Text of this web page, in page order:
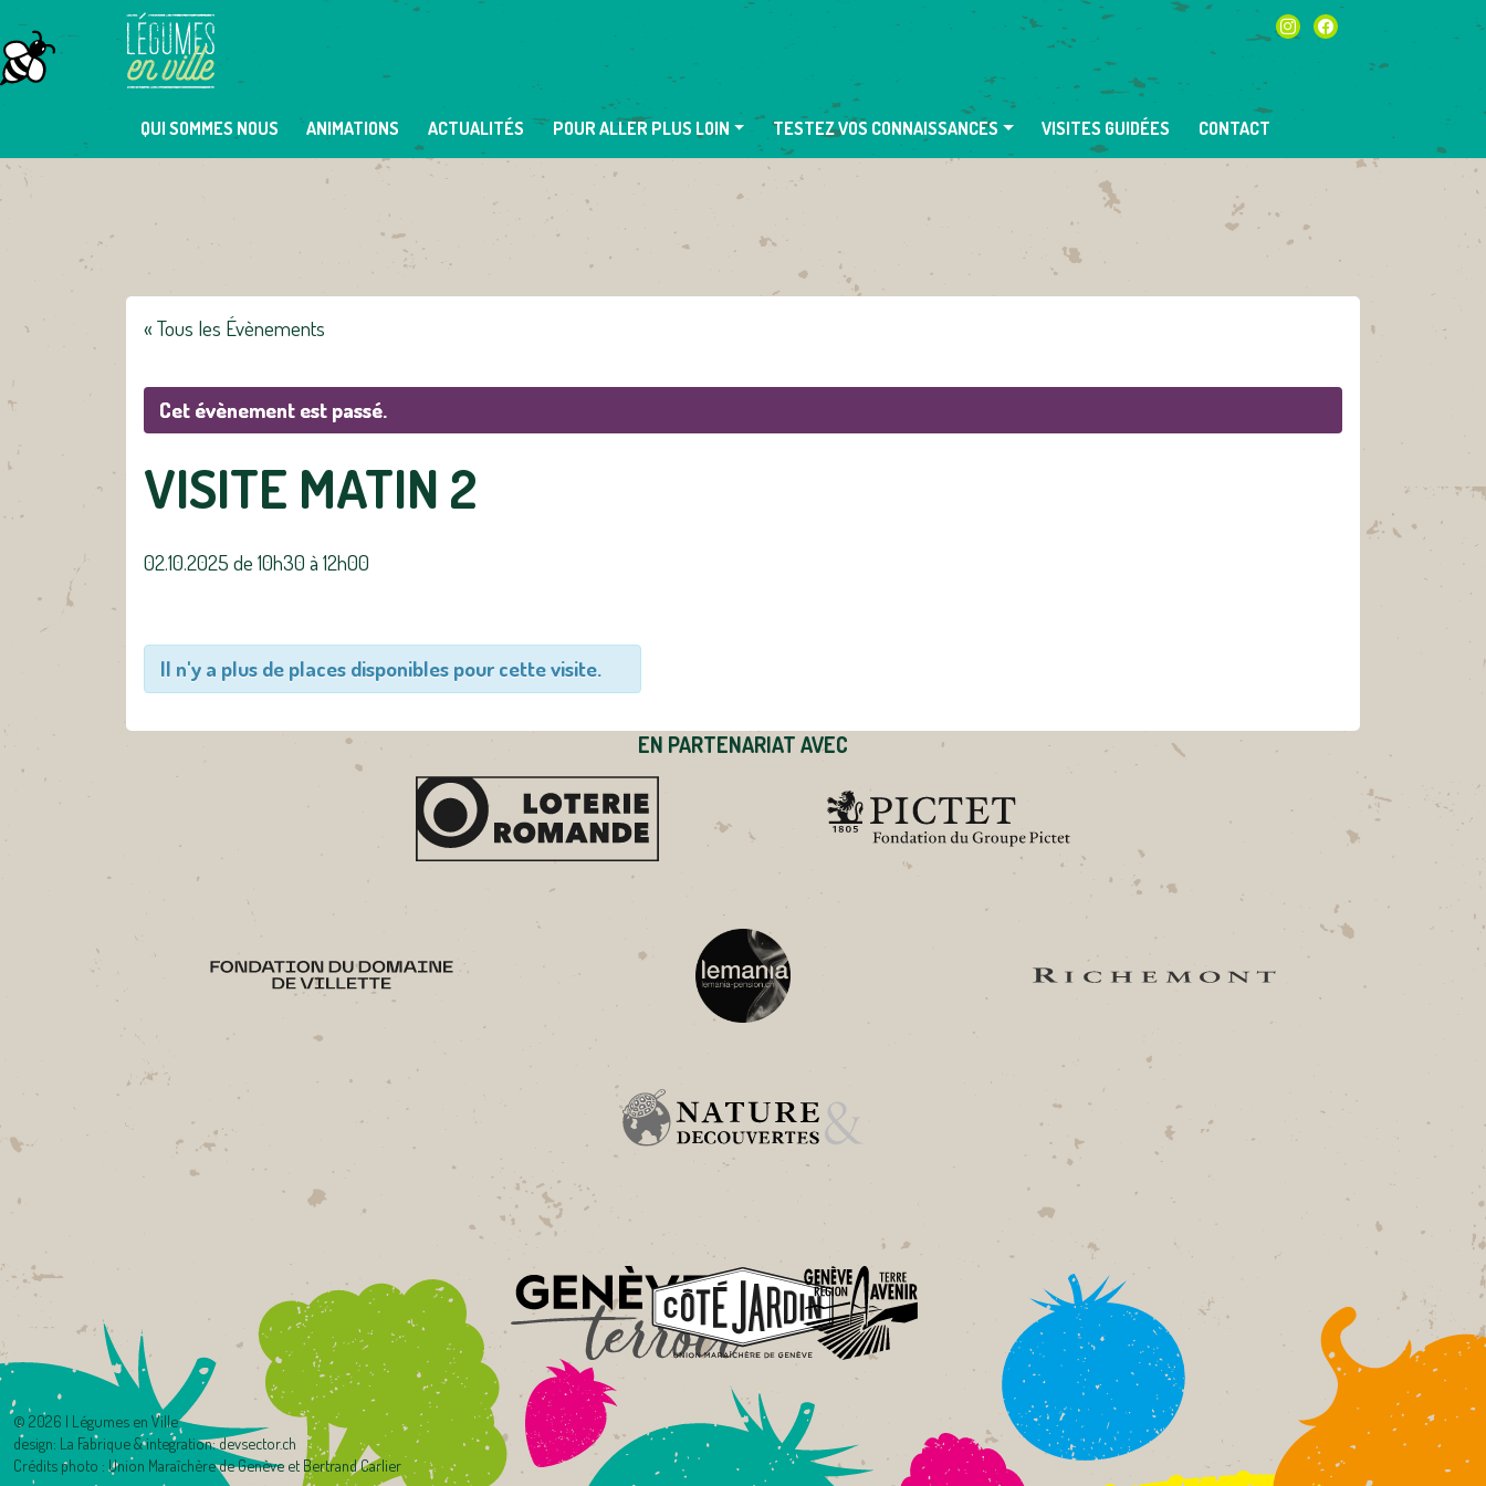
to
content
instagramfacebook
QUI SOMMES NOUS ANIMATIONS ACTUALITÉS POUR ALLER PLUS LOIN TESTEZ VOS CONNAISSANCES VISITES GUIDÉES CONTACT
« Tous les Évènements
Cet évènement est passé.
VISITE MATIN 2
02.10.2025 de 10h30 à 12h00
Il n'y a plus de places disponibles pour cette visite.
EN PARTENARIAT AVEC
© 2026 | Légumes en Ville
design: La Fabrique& integration:devsector.ch
Crédits photo : Union Maraîchère de Genève et Bertrand Carlier